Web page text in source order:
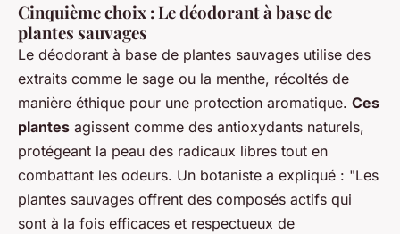
Cinquième choix : Le déodorant à base de
plantes sauvages
Le déodorant à base de plantes sauvages utilise des
extraits comme le sage ou la menthe, récoltés de
manière éthique pour une protection aromatique. Ces
plantes agissent comme des antioxydants naturels,
protégeant la peau des radicaux libres tout en
combattant les odeurs. Un botaniste a expliqué : "Les
plantes sauvages offrent des composés actifs qui
sont à la fois efficaces et respectueux de